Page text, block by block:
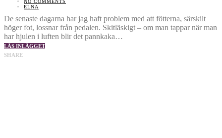
ELNA
De senaste dagarna har jag haft problem med att fötterna, särskilt
höger fot, lossnar från pedalen. Skitläskigt – om man tappar när man
har hjulen i luften blir det pannkaka…
LÄS INLÄGGET
SHARE